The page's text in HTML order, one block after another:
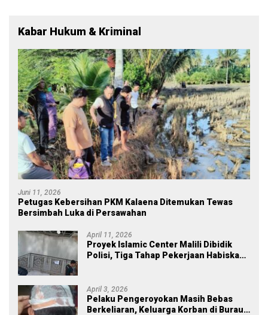
Kabar Hukum & Kriminal
Juni 11, 2026
Petugas Kebersihan PKM Kalaena Ditemukan Tewas
Bersimbah Luka di Persawahan
April 11, 2026
Proyek Islamic Center Malili Dibidik
Polisi, Tiga Tahap Pekerjaan Habiskan
April 3, 2026
Pelaku Pengeroyokan Masih Bebas
Berkeliaran, Keluarga Korban di Burau